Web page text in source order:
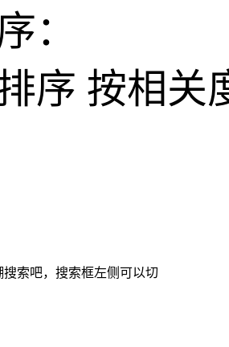
：
序 按相关
索吧，搜索框左侧可以切